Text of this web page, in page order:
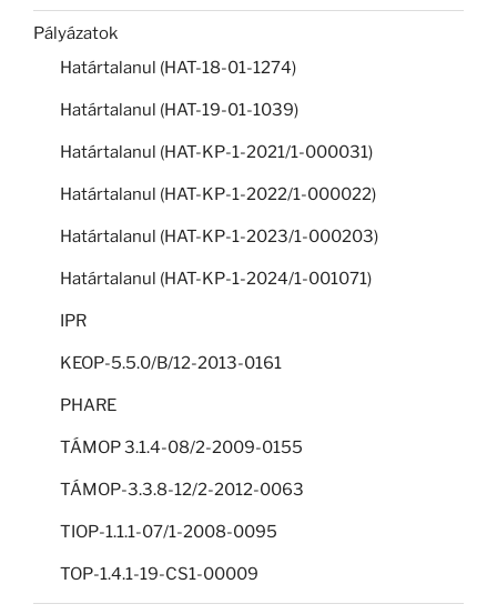
Pályázatok
Határtalanul (HAT-18-01-1274)
Határtalanul (HAT-19-01-1039)
Határtalanul (HAT-KP-1-2021/1-000031)
Határtalanul (HAT-KP-1-2022/1-000022)
Határtalanul (HAT-KP-1-2023/1-000203)
Határtalanul (HAT-KP-1-2024/1-001071)
IPR
KEOP-5.5.0/B/12-2013-0161
PHARE
TÁMOP 3.1.4-08/2-2009-0155
TÁMOP-3.3.8-12/2-2012-0063
TIOP-1.1.1-07/1-2008-0095
TOP-1.4.1-19-CS1-00009